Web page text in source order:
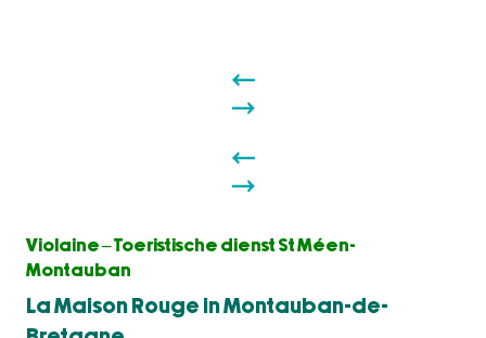
Violaine – Toeristische dienst St Méen-
Montauban
La Maison Rouge in Montauban-de-